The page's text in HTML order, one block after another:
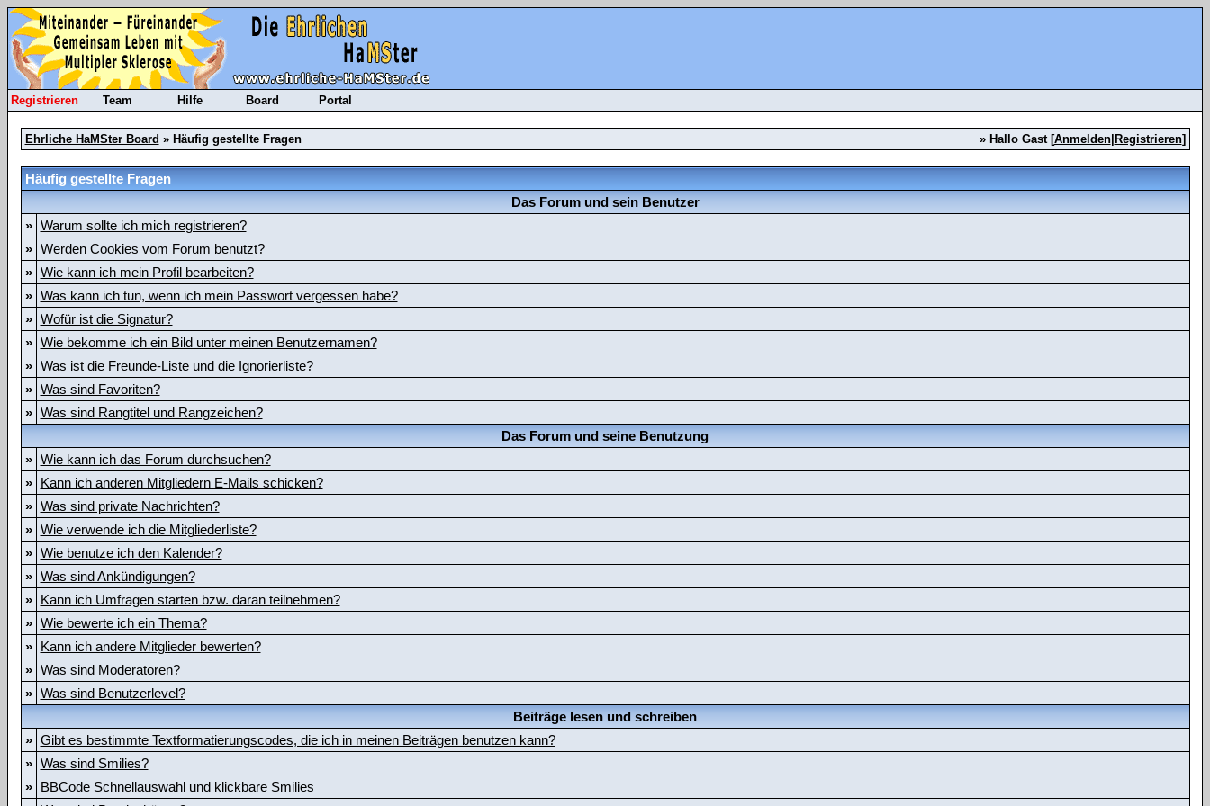
Registrieren Team Hilfe Board Portal
Ehrliche HaMSter Board » Häufig gestellte Fragen » Hallo Gast [Anmelden| Registrieren]
Häufig gestellte Fragen
Das Forum und sein Benutzer
» Warum sollte ich mich registrieren?
» Werden Cookies vom Forum benutzt?
» Wie kann ich mein Profil bearbeiten?
» Was kann ich tun, wenn ich mein Passwort vergessen habe?
» Wofür ist die Signatur?
» Wie bekomme ich ein Bild unter meinen Benutzernamen?
» Was ist die Freunde-Liste und die Ignorierliste?
» Was sind Favoriten?
» Was sind Rangtitel und Rangzeichen?
Das Forum und seine Benutzung
» Wie kann ich das Forum durchsuchen?
»
Kann ich anderen Mitgliedern E-Mails schicken?
» Was sind private Nachrichten?
» Wie verwende ich die Mitgliederliste?
» Wie benutze ich den Kalender?
» Was sind Ankündigungen?
»
Kann ich Umfragen starten bzw. daran teilnehmen?
» Wie bewerte ich ein Thema?
»
Kann ich andere Mitglieder bewerten?
» Was sind Moderatoren?
» Was sind Benutzerlevel?
Beiträge lesen und schreiben
» Gibt es bestimmte Textformatierungscodes, die ich in meinen Beiträgen benutzen kann?
» Was sind Smilies?
»
BBCode Schnellauswahl und klickbare Smilies